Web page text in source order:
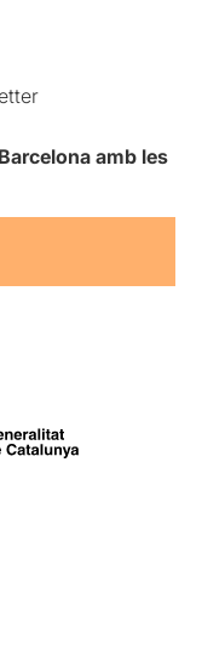
amb les